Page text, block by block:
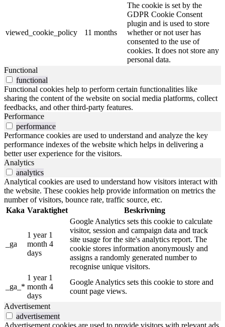
viewed_cookie_policy 11 months
The cookie is set by the
GDPR Cookie Consent
plugin and is used to store
whether or not user has
consented to the use of
cookies. It does not store any
personal data.
Functional
functional
Functional cookies help to perform certain functionalities like
sharing the content of the website on social media platforms, collect
feedbacks, and other third-party features.
Performance
performance
Performance cookies are used to understand and analyze the key
performance indexes of the website which helps in delivering a
better user experience for the visitors.
Analytics
analytics
Analytical cookies are used to understand how visitors interact with
the website. These cookies help provide information on metrics the
number of visitors, bounce rate, traffic source, etc.
Kaka Varaktighet Beskrivning
_ga
1 year 1
month 4
days
Google Analytics sets this cookie to calculate
visitor, session and campaign data and track
site usage for the site's analytics report. The
cookie stores information anonymously and
assigns a randomly generated number to
recognise unique visitors.
_ga_*
1 year 1
month 4
days
Google Analytics sets this cookie to store and
count page views.
Advertisement
advertisement
Advertisement cookies are used to provide visitors with relevant ads